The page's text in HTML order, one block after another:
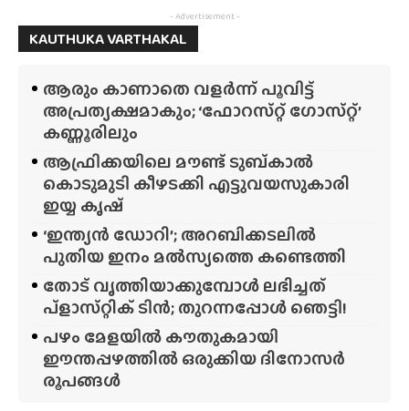
- Advertisement -
KAUTHUKA VARTHAKAL
ആരും കാണാതെ വളർന്ന് പൂവിട്ട്
അപ്രത്യക്ഷമാകും; ‘ഫോറസ്‌റ്റ്‌ ഗോസ്‌റ്റ്’
കണ്ണൂരിലും
ആഫ്രിക്കയിലെ മൗണ്ട് ടുബ്‌കാൽ
കൊടുമുടി കീഴടക്കി എട്ടുവയസുകാരി
ഇയ്യ കൃഷ്
‘ഇന്ത്യൻ ഡോറി’; അറബിക്കടലിൽ
പുതിയ ഇനം മൽസ്യത്തെ കണ്ടെത്തി
തോട് വൃത്തിയാക്കുമ്പോൾ ലഭിച്ചത്
പ്‌ളാസ്‌റ്റിക് ടിൻ; തുറന്നപ്പോൾ ഞെട്ടി!
പഴം മേളയിൽ കൗതുകമായി
ഈന്തപ്പഴത്തിൽ ഒരുക്കിയ ദിനോസർ
രൂപങ്ങൾ